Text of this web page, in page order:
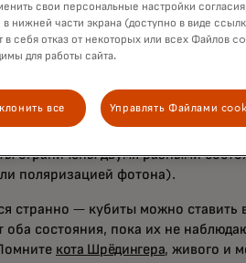
опираются на
единиц и нулей. В вашем
ток, который может быть либо
кубиты— субатомные
ограничены двумя разными
поляризацией фотона).
странно — кубиты можно ставить
состояния, пока их не
кота Шрёдингера, живого и
свои персональные настройки
части экрана (доступно в виде
в себя отказ от некоторых или всех Файлов
для работы сайта.
все Управлять Файлами